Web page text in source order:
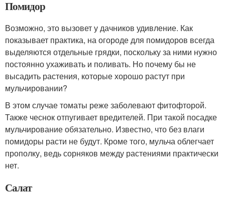
Помидор
Возможно, это вызовет у дачников удивление. Как
показывает практика, на огороде для помидоров всегда
выделяются отдельные грядки, поскольку за ними нужно
постоянно ухаживать и поливать. Но почему бы не
высадить растения, которые хорошо растут при
мульчировании?
В этом случае томаты реже заболевают фитофторой.
Также чеснок отпугивает вредителей. При такой посадке
мульчирование обязательно. Известно, что без влаги
помидоры расти не будут. Кроме того, мульча облегчает
прополку, ведь сорняков между растениями практически
нет.
Салат